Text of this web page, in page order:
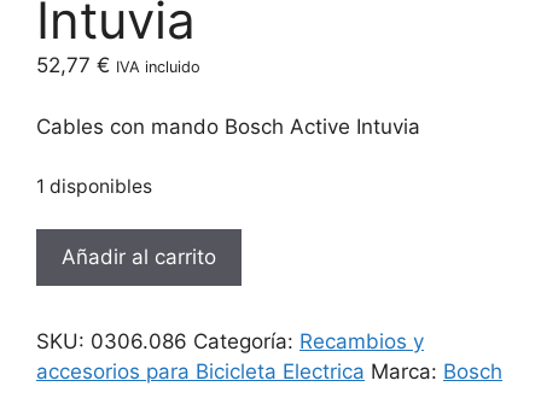
Intuvia
52,77 € IVA incluido
Cables con mando Bosch Active Intuvia
1 disponibles
con
Bosch
Active
Añadir al carrito
SKU: 0306.086 Categoría: Recambios y
accesorios para Bicicleta Electrica Marca: Bosch